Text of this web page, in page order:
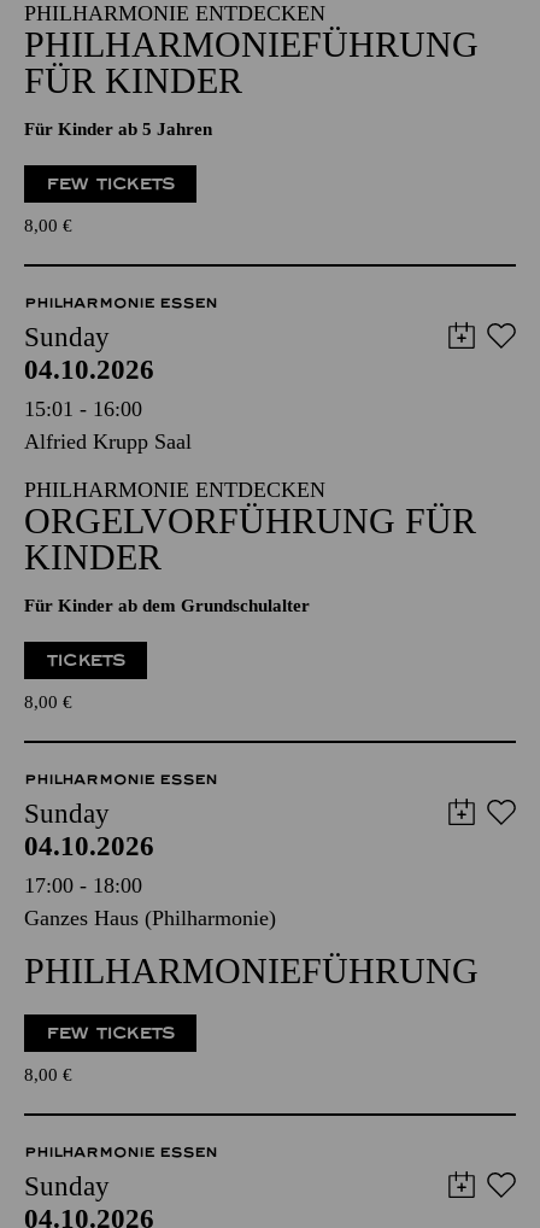
PHILHARMONIE ENTDECKEN
PHILHARMONIEFÜHRUNG
FÜR KINDER
Für Kinder ab 5 Jahren
FEW TICKETS
8,00 €
PHILHARMONIE ESSEN
Sunday
04.10.2026
15:01 - 16:00
Alfried Krupp Saal
PHILHARMONIE ENTDECKEN
ORGELVORFÜHRUNG FÜR
KINDER
Für Kinder ab dem Grundschulalter
TICKETS
8,00 €
PHILHARMONIE ESSEN
Sunday
04.10.2026
17:00 - 18:00
Ganzes Haus (Philharmonie)
PHILHARMONIEFÜHRUNG
FEW TICKETS
8,00 €
PHILHARMONIE ESSEN
Sunday
04.10.2026